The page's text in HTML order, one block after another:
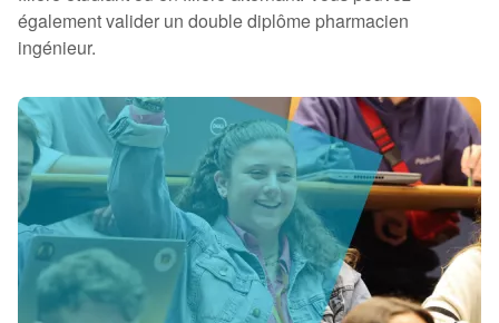
également valider un double diplôme pharmacien
ingénieur.